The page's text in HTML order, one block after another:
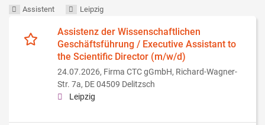
Assistent Leipzig
Assistenz der Wissenschaftlichen
Geschäfts­führung / Executive Assistant to
the Scientific Director (m/w/d)
24.07.2026, Firma CTC gGmbH, Richard-Wagner-
Str. 7a, DE 04509 Delitzsch
Leipzig